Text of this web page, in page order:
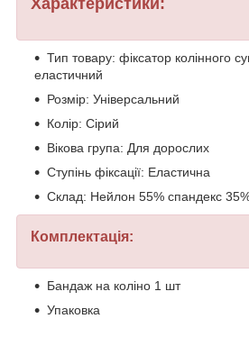
Характеристики:
Тип товару: фіксатор колінного
еластичний
Розмір: Універсальний
Колір: Сірий
Вікова група: Для дорослих
Ступінь фіксації: Еластична
Склад: Нейлон 55% спандекс
Комплектація:
Бандаж на коліно 1 шт
Упаковка